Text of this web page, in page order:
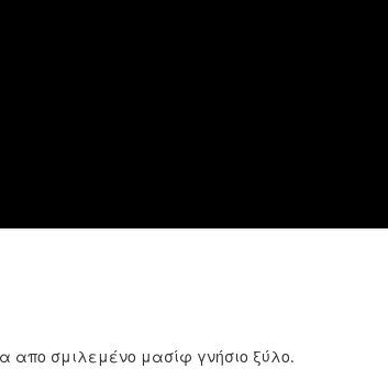
απο σμιλεμένο μασίφ γνήσιο ξύλο.